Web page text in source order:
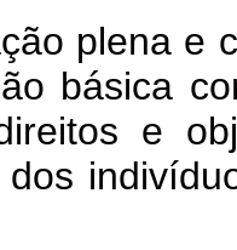
plena e
básica
e
dos